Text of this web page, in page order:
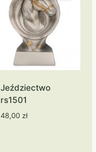
Jeździectwo
rs1501
48,00 zł